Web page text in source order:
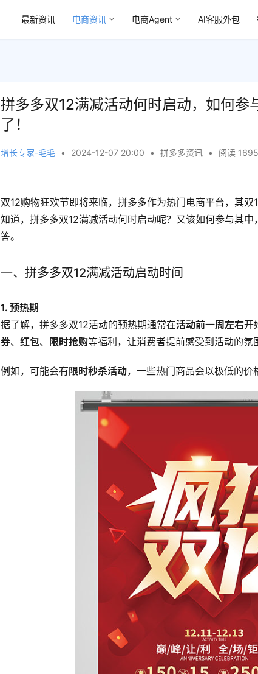
最新资讯 电商资讯 电商Agent AI客服外包
拼多多双12满减活动何时启动，如何参
了！
增长专家-毛毛 • 2024-12-07 20:00 • 拼多多资讯 • 阅读 1695
双12购物狂欢节即将来临，拼多多作为热门电商平台，其
知道，拼多多双12满减活动何时启动呢？又该如何参与其
答。
一、拼多多双12满减活动启动时间
1. 预热期
据了解，拼多多双12活动的预热期通常在活动前一周左右开
券、红包、 限时抢购等福利，让消费者提前感受到活动的氛
例如，可能会有限时秒杀活动，一些热门商品会以极低的价